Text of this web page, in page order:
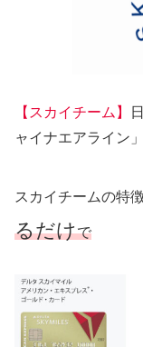
【スカイチーム】
ャイナエアライン
スカイチームの特徴
るだけで